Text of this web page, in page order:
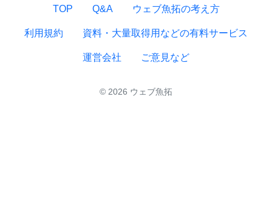
TOP Q&A ウェブ魚拓の考え方
利用規約 資料・大量取得用などの有料サービス
運営会社 ご意見など
© 2026 ウェブ魚拓